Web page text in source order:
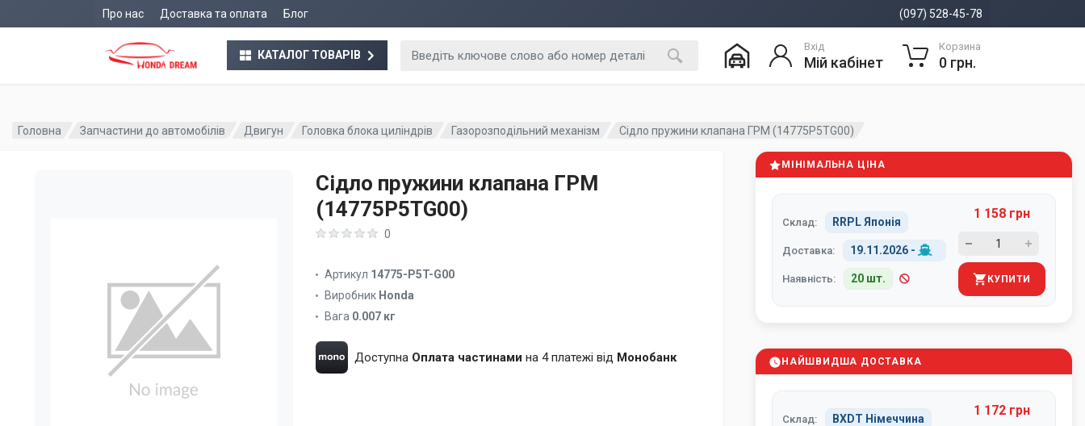
Про нас Доставка та оплата Блог (097) 528-45-78
КАТАЛОГ ТОВАРІВ
Вхід
Мій кабінет
Корзина
0 грн.
Головна Запчастини до автомобілів Двигун Головка блока циліндрів Газорозподільний механізм Сідло пружини клапана ГРМ (14775P5TG00)
Сідло пружини клапана ГРМ
(14775P5TG00)
0
Артикул 14775-P5T-G00
Виробник Honda
Вага 0.007 кг
Доступна Оплата частинами на 4 платежі від Монобанк
МІНІМАЛЬНА ЦІНА
Склад: RRPL Японія
Доставка: 19.11.2026 -
Наявність: 20 шт.
1 158 грн
КУПИТИ
НАЙШВИДША ДОСТАВКА
Склад: BXDT Німеччина
1 172 грн